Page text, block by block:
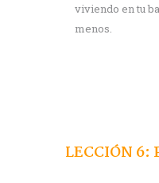
viviendo en tu
menos.
LECCIÓN 6: